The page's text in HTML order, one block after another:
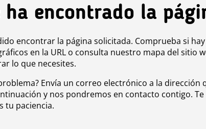
ha encontrado la
encontrar la página solicitada. Comprueba si hay
en la URL o consulta nuestro mapa del sitio
lo que necesites.
Envía un correo electrónico a la dirección
y nos pondremos en contacto contigo. Te
tu paciencia.